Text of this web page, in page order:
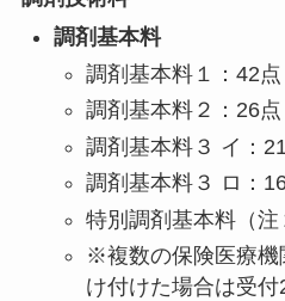
調剤基本料
調剤基本料１：42点
調剤基本料２：26点
調剤基本料３ イ：
調剤基本料３ ロ：
特別調剤基本料（
※複数の保険医療機
け付けた場合は受